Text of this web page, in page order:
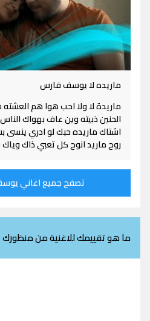
ماريده لا يوسف فارس
ماريدة لا ولا احب هوا هم
الحنين ذبيته وين عاف بهواك
اشتاك ماريده حبك لو ادري ينسى
روح ماريد انوح كل تعبي ذاك
تصفح جميع اغاني يوسف
ما هو تقييمك للاغنية من